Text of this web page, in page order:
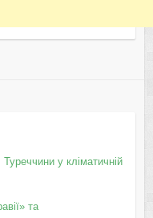
у кліматичній
та